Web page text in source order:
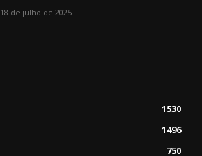
18 de julho de 2025
1530
1496
750